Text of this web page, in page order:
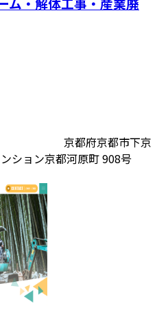
京都府京都市下京
ション京都河原町 908号